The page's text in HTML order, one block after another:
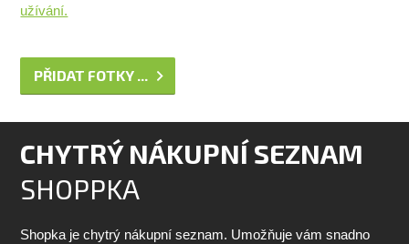
užívání.
PŘIDAT FOTKY ...
CHYTRÝ NÁKUPNÍ SEZNAM
SHOPPKA
Shopka je chytrý nákupní seznam. Umožňuje vám snadno